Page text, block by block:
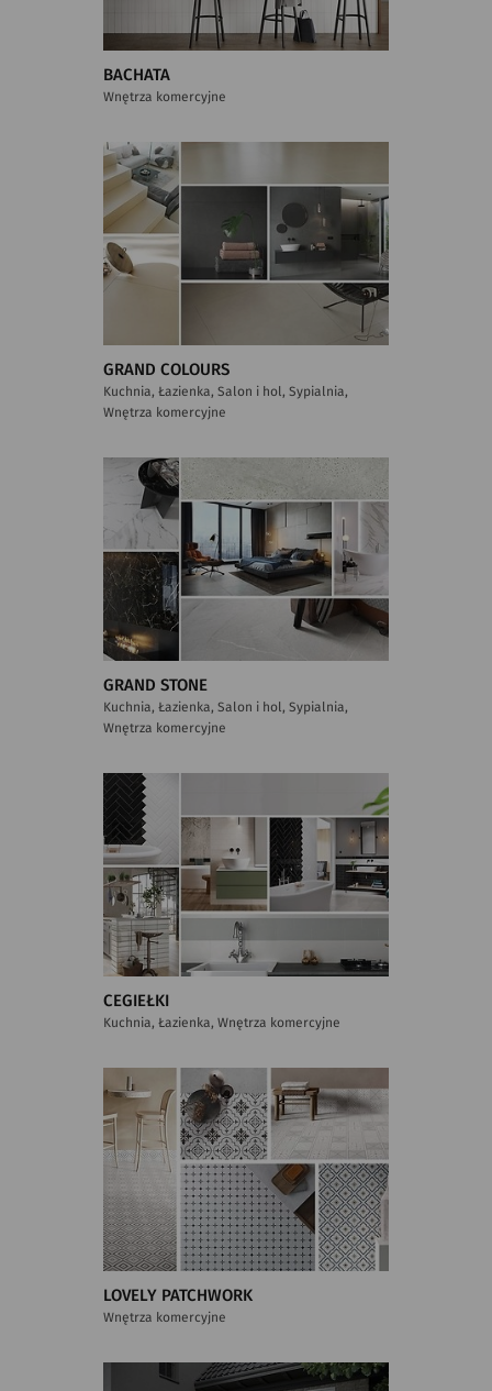
BACHATA
Wnętrza komercyjne
GRAND COLOURS
Kuchnia, Łazienka, Salon i hol, Sypialnia,
Wnętrza komercyjne
GRAND STONE
Kuchnia, Łazienka, Salon i hol, Sypialnia,
Wnętrza komercyjne
CEGIEŁKI
Kuchnia, Łazienka, Wnętrza komercyjne
LOVELY PATCHWORK
Wnętrza komercyjne